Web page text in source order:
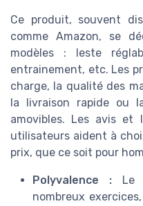
Ce produit, souvent
comme Amazon, se
modèles : leste
entrainement, etc. Les
charge, la qualité des
la livraison rapide ou
amovibles. Les avis et
utilisateurs aident à
prix, que ce soit pour
Polyvalence : Le
nombreux